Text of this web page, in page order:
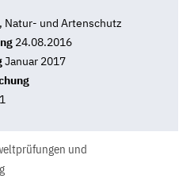
Natur- und Artenschutz
24.08.2016
Januar 2017
und